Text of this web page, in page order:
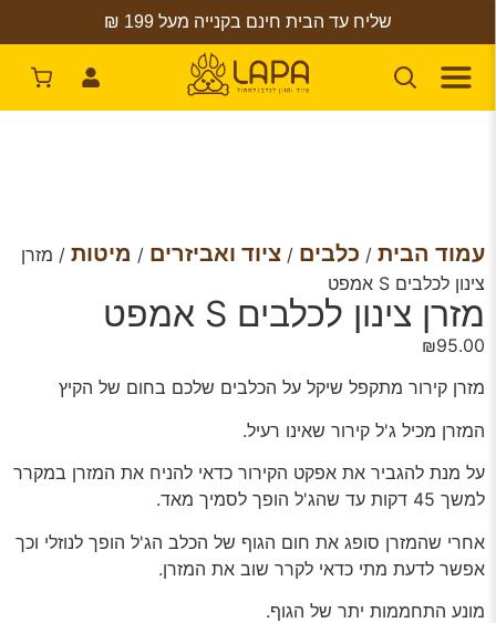
שליח עד הבית חינם בקנייה מעל 199 ₪
עמוד הבית / כלבים / ציוד ואביזרים / מיטות / מזרן
צינון לכלבים S אמפט
מזרן צינון לכלבים S אמפט
₪95.00
מזרן קירור מתקפל שיקל על הכלבים שלכם בחום של הקיץ
המזרן מכיל ג'ל קירור שאינו רעיל.
על מנת להגביר את אפקט הקירור כדאי להניח את המזרן במקרר
למשך 45 דקות עד שהג'ל הופך לסמיך מאד.
אחרי שהמזרן סופג את חום הגוף של הכלב הג'ל הופך לנוזלי וכך
אפשר לדעת מתי כדאי לקרר שוב את המזרן.
מונע התחממות יתר של הגוף.